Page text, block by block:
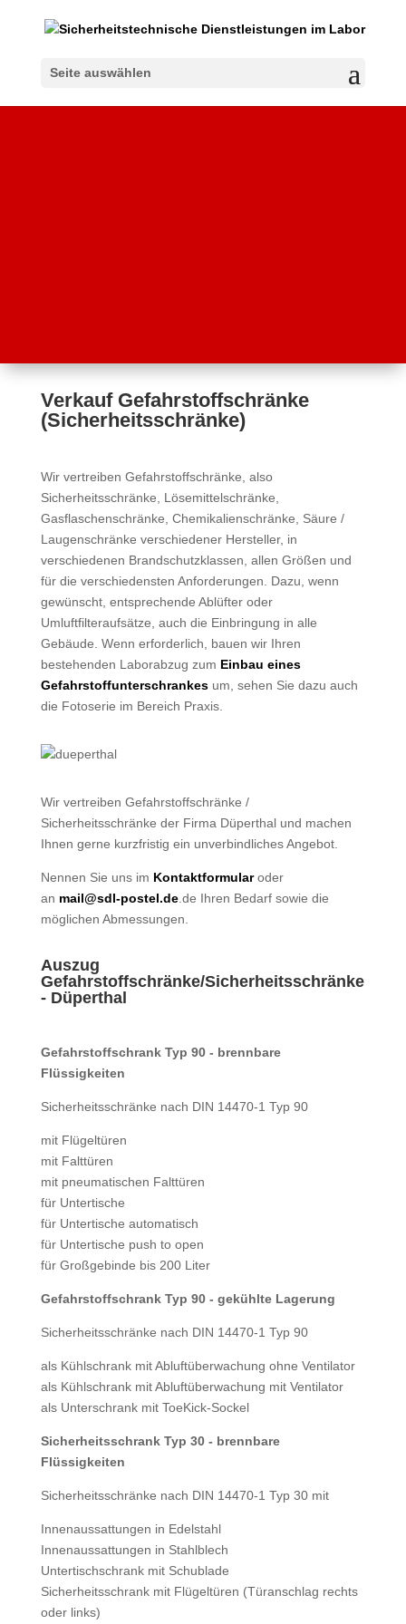
Seite auswählen
Verkauf Gefahrstoffschränke
(Sicherheitsschränke)
Wir vertreiben Gefahrstoffschränke, also
Sicherheitsschränke, Lösemittelschränke,
Gasflaschenschränke, Chemikalienschränke, Säure /
Laugenschränke verschiedener Hersteller, in
verschiedenen Brandschutzklassen, allen Größen und
für die verschiedensten Anforderungen. Dazu, wenn
gewünscht, entsprechende Ablüfter oder
Umluftfilteraufsätze, auch die Einbringung in alle
Gebäude. Wenn erforderlich, bauen wir Ihren
bestehenden Laborabzug zum Einbau eines
Gefahrstoffunterschrankesum, sehen Sie dazu auch
die Fotoserie im Bereich Praxis.
Wir vertreiben Gefahrstoffschränke /
Sicherheitsschränke der Firma Düperthal und machen
Ihnen gerne kurzfristig ein unverbindliches Angebot.
Nennen Sie uns im Kontaktformularoder
an mail@sdl-postel.de.de Ihren Bedarf sowie die
möglichen Abmessungen.
Auszug
Gefahrstoffschränke/Sicherheitsschränke
- Düperthal
Gefahrstoffschrank Typ 90 - brennbare
Flüssigkeiten
Sicherheitsschränke nach DIN 14470-1 Typ 90
mit Flügeltüren
mit Falttüren
mit pneumatischen Falttüren
für Untertische
für Untertische automatisch
für Untertische push to open
für Großgebinde bis 200 Liter
Gefahrstoffschrank Typ 90 - gekühlte Lagerung
Sicherheitsschränke nach DIN 14470-1 Typ 90
als Kühlschrank mit Abluftüberwachung ohne Ventilator
als Kühlschrank mit Abluftüberwachung mit Ventilator
als Unterschrank mit ToeKick-Sockel
Sicherheitsschrank Typ 30 - brennbare
Flüssigkeiten
Sicherheitsschränke nach DIN 14470-1 Typ 30 mit
Innenaussattungen in Edelstahl
Innenaussattungen in Stahlblech
Untertischschrank mit Schublade
Sicherheitsschrank mit Flügeltüren (Türanschlag rechts
oder links)